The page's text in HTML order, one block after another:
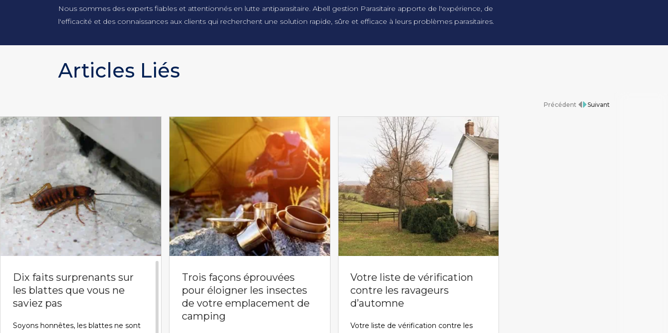
Nous sommes des experts fiables et attentionnés en lutte antiparasitaire. Abell gestion Parasitaire apporte de l'expérience, de
l'efficacité et des connaissances aux clients qui recherchent une solution rapide, sûre et efficace à leurs problèmes parasitaires.
Articles Liés
Précédent Suivant
Dix faits surprenants sur
les blattes que vous ne
saviez pas
Soyons honnêtes, les blattes ne sont
Trois façons éprouvées
pour éloigner les insectes
de votre emplacement de
camping
Votre liste de vérification
contre les ravageurs
d’automne
Votre liste de vérification contre les